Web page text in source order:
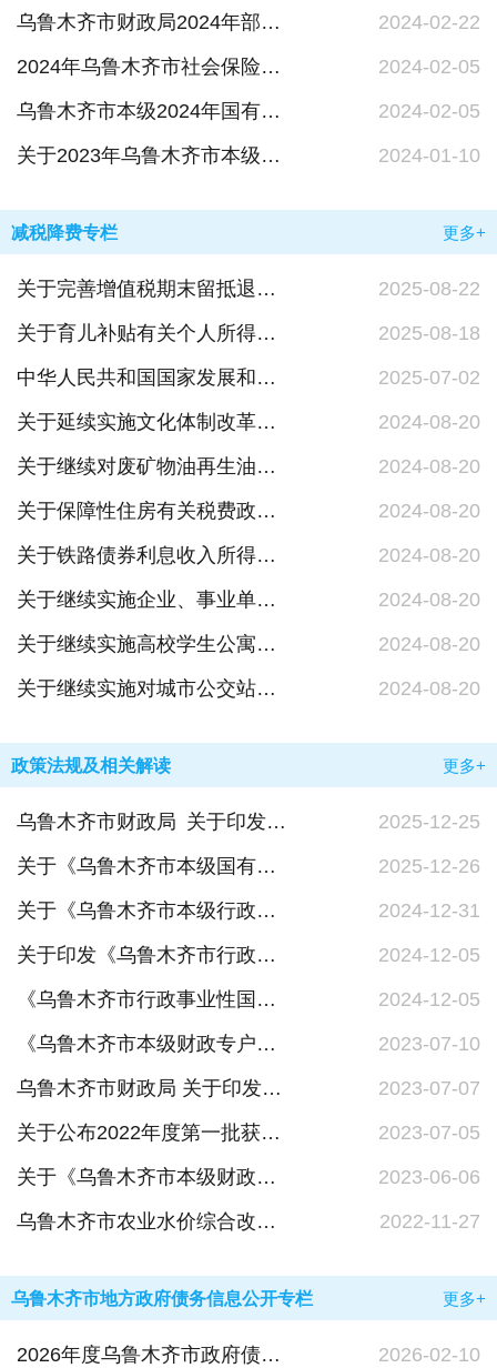
乌鲁木齐市财政局2024年部门预算公开
2024-02-22
2024年乌鲁木齐市社会保险基金预算绩效目标表
2024-02-05
乌鲁木齐市本级2024年国有资本经营预算项目支出绩效目标
2024-02-05
关于2023年乌鲁木齐市本级财政预算调整 方案（草案）的报告
2024-01-10
减税降费专栏 更多+
关于完善增值税期末留抵退税政策的公告
2025-08-22
关于育儿补贴有关个人所得税政策的公告
2025-08-18
中华人民共和国国家发展和改革委员会令2024年第28号
2025-07-02
关于延续实施文化体制改革中经营性文化事业单位转制为企业有关税收政策的公告
2024-08-20
关于继续对废矿物油再生油品免征消费税的公告
2024-08-20
关于保障性住房有关税费政策的公告
2024-08-20
关于铁路债券利息收入所得税政策的公告
2024-08-20
关于继续实施企业、事业单位改制重组有关契税政策的公告
2024-08-20
关于继续实施高校学生公寓房产税、印花税政策的公告
2024-08-20
关于继续实施对城市公交站场、道路客运站场、城市轨道交通系统减免城镇土地使用税优惠政策的公告
2024-08-20
政策法规及相关解读 更多+
乌鲁木齐市财政局 关于印发《乌鲁木齐市本级国有资本收益收取管理办法》的通知
2025-12-25
关于《乌鲁木齐市本级国有资本收益收取管理办法》政策解读
2025-12-26
关于《乌鲁木齐市本级行政事业单位国有资产处置管理实施办法》的政策解读
2024-12-31
关于印发《乌鲁木齐市行政事业性国有资产管理实施办法》的通知（乌政发【2024】212号）
2024-12-05
《乌鲁木齐市行政事业性国有资产管理实施办法》政策解读
2024-12-05
《乌鲁木齐市本级财政专户资金保值增值业务操作办法》的政策解读
2023-07-10
乌鲁木齐市财政局 关于印发《乌鲁木齐市本级财政专户资金保值增值业务操作办法》的通知
2023-07-07
关于公布2022年度第一批获得免税资格的非营利组织名单的通知
2023-07-05
关于《乌鲁木齐市本级财政专户资金保值增值业务操作办法》向社会公开征求意见结果的公示
2023-06-06
乌鲁木齐市农业水价综合改革精准补贴及节水奖励办法（试行）政策解读
2022-11-27
乌鲁木齐市地方政府债务信息公开专栏 更多+
2026年度乌鲁木齐市政府债务预算情况说明
2026-02-10